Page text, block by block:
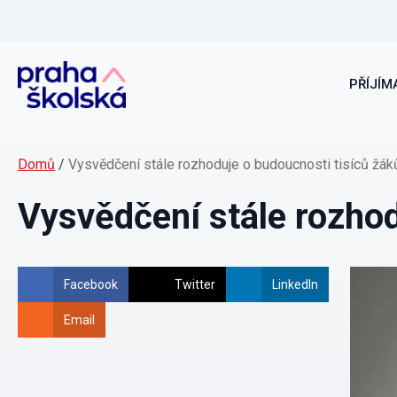
Domů / Vysvědčení stále rozhoduje o budoucnosti tisíců
Vysvědčení stále
Facebook Twitter LinkedIn
Email